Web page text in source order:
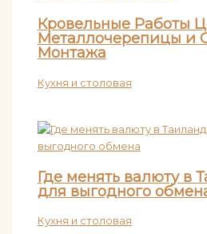
Кровельные Работы
Металлочерепицы и
Монтажа
Кухня и столовая
Где менять валюту в
для выгодного
Кухня и столовая